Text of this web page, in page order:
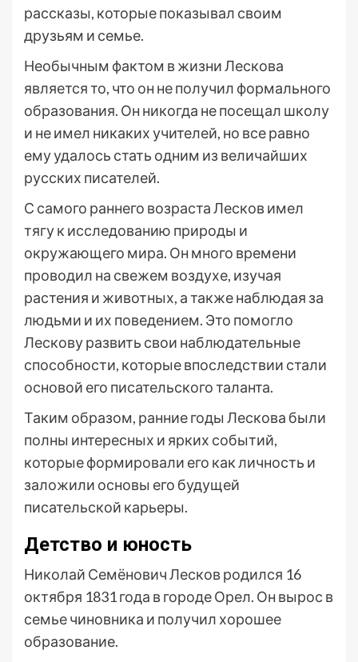
рассказы, которые показывал своим
друзьям и семье.
Необычным фактом в жизни Лескова
является то, что он не получил формального
образования. Он никогда не посещал школу
и не имел никаких учителей, но все равно
ему удалось стать одним из величайших
русских писателей.
С самого раннего возраста Лесков имел
тягу к исследованию природы и
окружающего мира. Он много времени
проводил на свежем воздухе, изучая
растения и животных, а также наблюдая за
людьми и их поведением. Это помогло
Лескову развить свои наблюдательные
способности, которые впоследствии стали
основой его писательского таланта.
Таким образом, ранние годы Лескова были
полны интересных и ярких событий,
которые формировали его как личность и
заложили основы его будущей
писательской карьеры.
Детство и юность
Николай Семёнович Лесков родился 16
октября 1831 года в городе Орел. Он вырос в
семье чиновника и получил хорошее
образование.